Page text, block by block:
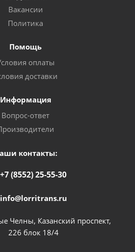
Вакансии
Политика
Помощь
оплаты
доставки
Информация
Вопрос-ответ
контакты:
+7 (8552) 25-55-30
info@lorritrans.ru
Челны, Казанский проспект,
226 блок 18/4